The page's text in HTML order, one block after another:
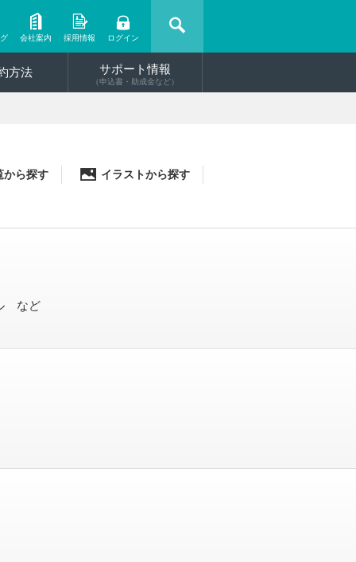
会社案内 採用情報 ログイン
方法 サポート情報
（申込書・助成金など）
から探す イラストから探す
など